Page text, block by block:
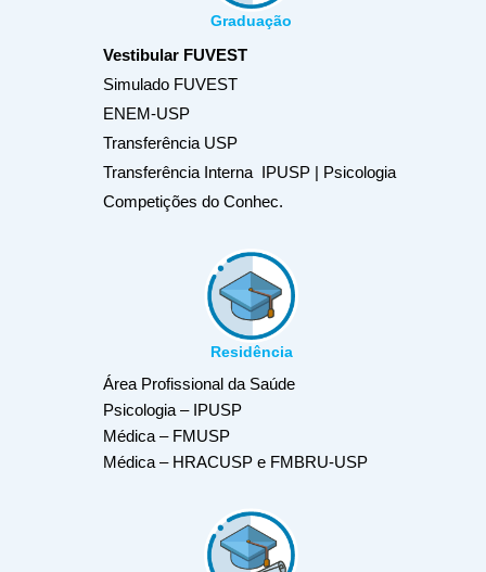
Graduação
Vestibular FUVEST
Simulado FUVEST
ENEM-USP
Transferência USP
Transferência Interna IPUSP | Psicologia
Competições do Conhec.
Residência
Área Profissional da Saúde
Psicologia – IPUSP
Médica – FMUSP
Médica – HRACUSP e FMBRU-USP